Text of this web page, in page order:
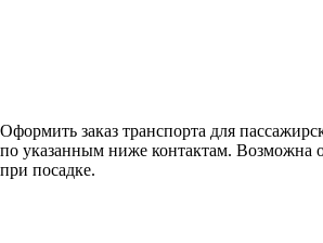
Оформить заказ транспорта для
по указанным ниже контактам. Возможна
при посадке.